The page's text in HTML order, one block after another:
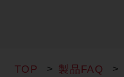
TOP 製品FAQ